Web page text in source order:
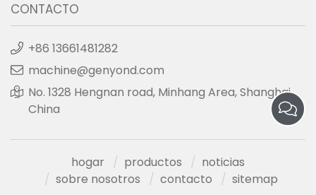
CONTACTO
+86 13661481282
machine@genyond.com
No. 1328 Hengnan road, Minhang Area, Shanghai,
China
hogar productos
noticias
sobre nosotros
contacto sitemap